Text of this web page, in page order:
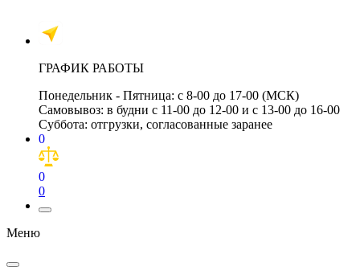
ГРАФИК РАБОТЫ
Понедельник - Пятница: с 8-00 до 17-00 (МСК)
Самовывоз: в будни с 11-00 до 12-00 и с 13-00 до 16-00
Суббота: отгрузки, согласованные заранее
0
0
0
Меню